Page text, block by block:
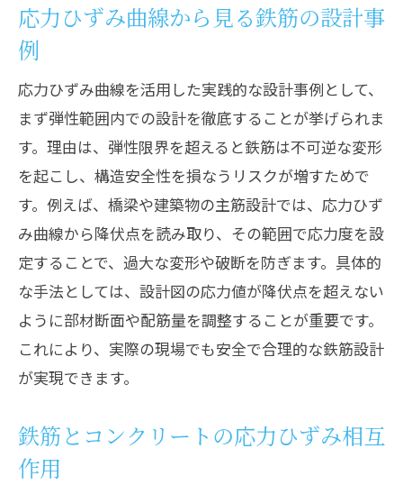
応力ひずみ曲線から見る鉄筋の設計事
例
応力ひずみ曲線を活用した実践的な設計事例として、
まず弾性範囲内での設計を徹底することが挙げられま
す。理由は、弾性限界を超えると鉄筋は不可逆な変形
を起こし、構造安全性を損なうリスクが増すためで
す。例えば、橋梁や建築物の主筋設計では、応力ひず
み曲線から降伏点を読み取り、その範囲で応力度を設
定することで、過大な変形や破断を防ぎます。具体的
な手法としては、設計図の応力値が降伏点を超えない
ように部材断面や配筋量を調整することが重要です。
これにより、実際の現場でも安全で合理的な鉄筋設計
が実現できます。
鉄筋とコンクリートの応力ひずみ相互
作用